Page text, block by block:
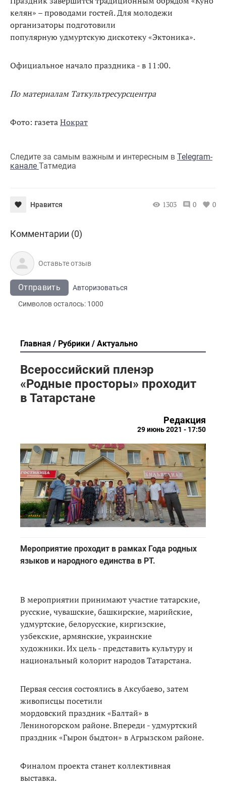
келян» – проводами гостей. Для молодежи
организаторы подготовили
популярную удмуртскую дискотеку «Эктоника».
Официальное начало праздника - в 11:00.
По материалам Таткультресурсцентра
Фото: газетаНократ
Следите за самым важным и интересным в Telegram-
канале Татмедиа
Нравится 1303 0 0
Комментарии (0)
Отправить
Авторизоваться
Символов осталось: 1000
Главная Рубрики Актуально
Всероссийский пленэр
«Родные просторы» проходит
в Татарстане
Редакция
29 июнь 2021 - 17:50
Мероприятие проходит в рамках Года родных
языков и народного единства в РТ.
В мероприятии принимают участие татарские,
русские, чувашские, башкирские, марийские,
удмуртские, белорусские, киргизские,
узбекские, армянские, украинские
художники. Их цель - представить культуру и
национальный колорит народов Татарстана.
Первая сессия состоялись в Аксубаево, затем
живописцы посетили
мордовский праздник «Балтай» в
Лениногорском районе. Впереди - удмуртский
праздник «Гырон быдтон» в Агрызском районе.
Финалом проекта станет коллективная
выставка.